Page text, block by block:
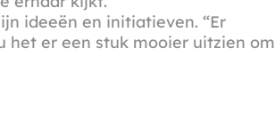
ideeën en initiatieven. “Er
het er een stuk mooier uitzien om